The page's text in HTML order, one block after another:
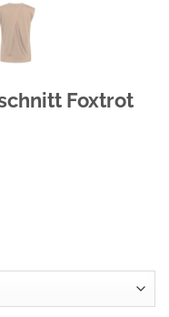
Foxtrot